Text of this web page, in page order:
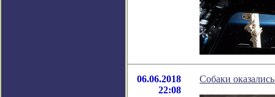
06.06.2018
22:08
Собаки